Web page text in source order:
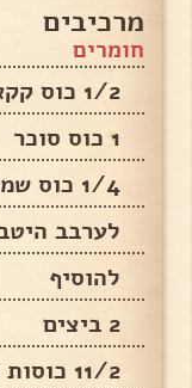
מרכיבים
חומרים
1/2 כוס קקאו
1 כוס סוכר
1/4 כוס שמן
לערבב
להוסיף
2 ביצים
11/2 כוסות קמח